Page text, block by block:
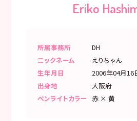
Eriko
所属事務所
DH
ニックネーム
えりちゃん
生年月日
2006年04月16
出身地
大阪府
ペンライトカラー 赤 × 黄